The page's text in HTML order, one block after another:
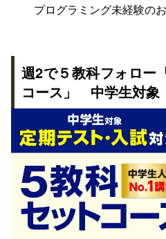
プログラミング未経験の
週2で５教科フォロー
コース」 中学生対象